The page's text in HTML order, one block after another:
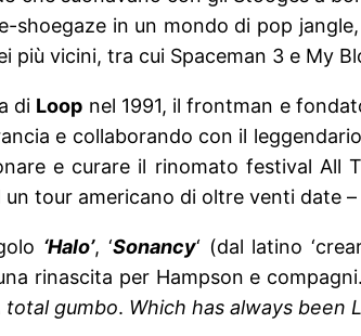
shoegaze in un mondo di pop
più vicini, tra cui Spaceman 3 e My
di Loop nel 1991, il frontman e
e collaborando con il
e curare il rinomato festival All
un tour americano di oltre venti date
‘Halo’, ‘Sonancy‘ (dal latino
rinascita per Hampson e
total gumbo. Which has always been